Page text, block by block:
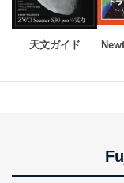
採用応募者の
当社の従業者
定期購読サー
等をご利用の
天文ガイド